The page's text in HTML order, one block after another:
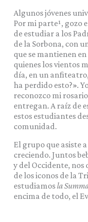
Algunos jóvenes
Por mi parte¹, gozo
de estudiar a los
de la Sorbona, con
que se mantienen
quienes los vientos
día, en un
ha perdido esto?».
reconozco mi
entregan. A raíz de
estos estudiantes
comunidad.
El grupo que asiste
creciendo. Juntos
y del Occidente,
de los iconos de la
estudiamosla
encima de todo, el